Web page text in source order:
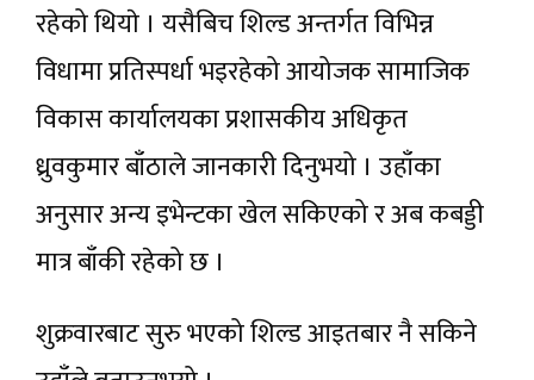
रहेको थियाे । यसैबिच शिल्ड अन्तर्गत विभिन्न
विधामा प्रतिस्पर्धा भइरहेको आयोजक सामाजिक
विकास कार्यालयका प्रशासकीय अधिकृत
ध्रुवकुमार बाँठाले जानकारी दिनुभयो । उहाँका
अनुसार अन्य इभेन्टका खेल सकिएको र अब कबड्डी
मात्र बाँकी रहेको छ ।
शुक्रवारबाट सुरु भएको शिल्ड आइतबार नै सकिने